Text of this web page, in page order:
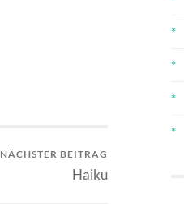
NÄCHSTER BEITRAG
Haiku
*
*
*
*